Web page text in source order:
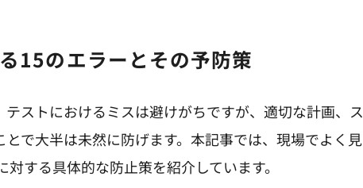
15のエラーとその予防策
ストにおけるミスは避けがちですが、適切な計画、ス
で大半は未然に防げます。本記事では、現場でよく見
する具体的な防止策を紹介しています。